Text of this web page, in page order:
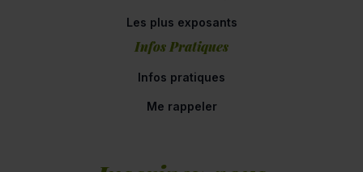
Les plus exposants
Infos Pratiques
Infos pratiques
Me rappeler